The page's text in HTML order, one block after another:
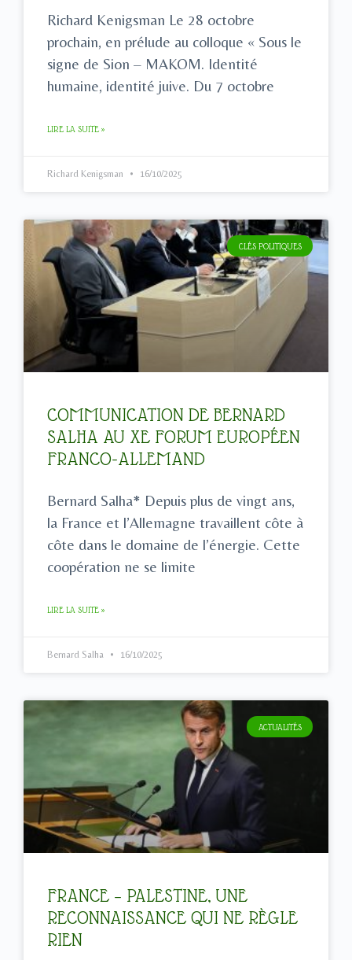
Richard Kenigsman Le 28 octobre
prochain, en prélude au colloque « Sous le
signe de Sion – MAKOM. Identité
humaine, identité juive. Du 7 octobre
LIRE LA SUITE »
Richard Kenigsman 16/10/2025
CLÉS POLITIQUES
COMMUNICATION DE BERNARD
SALHA AU XE FORUM EUROPÉEN
FRANCO-ALLEMAND
Bernard Salha* Depuis plus de vingt ans,
la France et l’Allemagne travaillent côte à
côte dans le domaine de l’énergie. Cette
coopération ne se limite
LIRE LA SUITE »
Bernard Salha 16/10/2025
ACTUALITÉS
FRANCE – PALESTINE, UNE
RECONNAISSANCE QUI NE RÈGLE
RIEN